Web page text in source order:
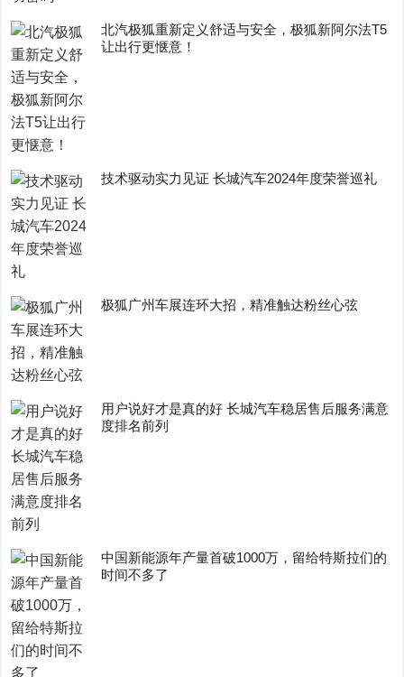
​北汽极狐重新定义舒适与安全，极狐新阿尔法T5
让出行更惬意！
技术驱动实力见证 长城汽车2024年度荣誉巡礼
极狐广州车展连环大招，精准触达粉丝心弦
用户说好才是真的好 长城汽车稳居售后服务满意
度排名前列
中国新能源年产量首破1000万，留给特斯拉们的
时间不多了